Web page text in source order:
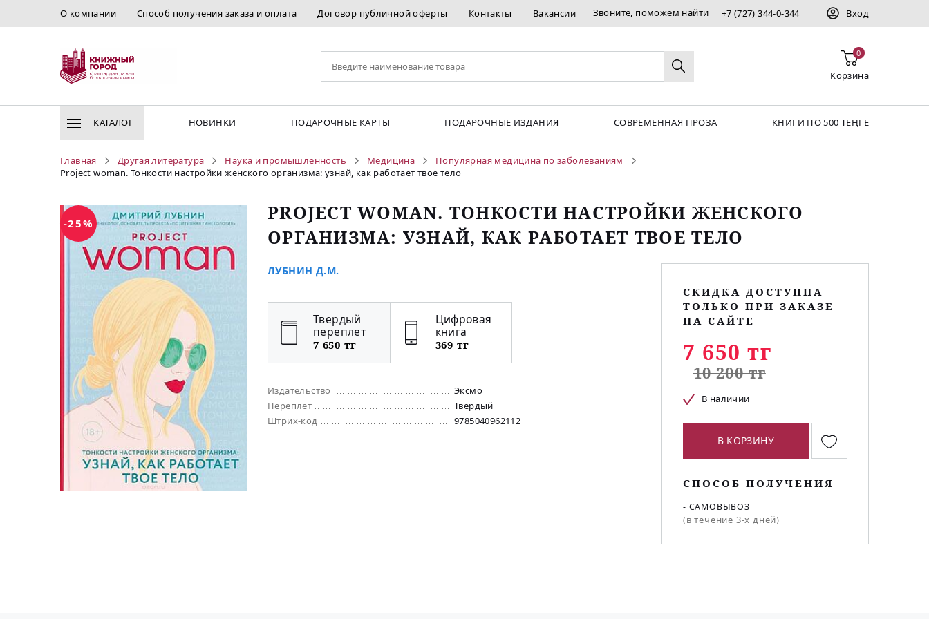
О компании Способ получения заказа и оплата Договор публичной оферты Контакты Вакансии Звоните, поможем найти +7 (727) 344-0-344 Вход
0
Корзина
КАТАЛОГ НОВИНКИ ПОДАРОЧНЫЕ КАРТЫ ПОДАРОЧНЫЕ ИЗДАНИЯ СОВРЕМЕННАЯ ПРОЗА КНИГИ ПО 500 ТЕҢГЕ
Главная Другая литература Наука и промышленность Медицина
Популярная медицина по заболеваниям
Project woman. Тонкости настройки женского организма: узнай, как работает твое тело
-25%
PROJECT WOMAN. ТОНКОСТИ НАСТРОЙКИ ЖЕНСКОГО
ОРГАНИЗМА: УЗНАЙ, КАК РАБОТАЕТ ТВОЕ ТЕЛО
ЛУБНИН Д.М.
Твердый
переплет
7 650 тг
Цифровая
книга
369 тг
Издательство
Эксмо
Переплет
Твердый
Штрих-код
9785040962112
СКИДКА ДОСТУПНА
ТОЛЬКО ПРИ ЗАКАЗЕ
НА САЙТЕ
7 650 тг
10 200 тг
В наличии
В КОРЗИНУ
СПОСОБ ПОЛУЧЕНИЯ
- САМОВЫВОЗ
(в течение 3-х дней)